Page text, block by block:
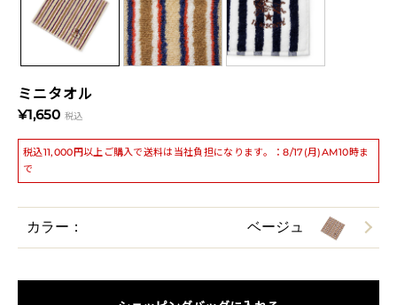
ミニタオル
¥1,650 税込
税込11,000円以上ご購入で送料は当社負担になります。：8/17(月)AM10時ま
で
カラー： ベージュ